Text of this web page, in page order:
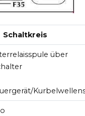
Schaltkreis
über